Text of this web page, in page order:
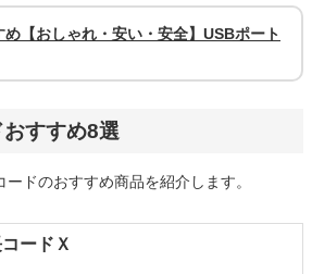
【おしゃれ・安い・安全】USBポート
すすめ8選
ドのおすすめ商品を紹介します。
ードＸ